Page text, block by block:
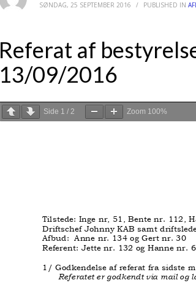
SØNDAG, 25 SEPTEMBER 2016 / PUBLISHED IN
Referat af
13/09/2016
Side 1 / 2 Zoom 100%